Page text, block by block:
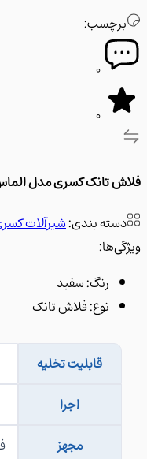
0
0
تانک کسری مدل الماس
بندی:شیرآلات کسری
رنگ: سفید
نوع: فلاش تانک
قابلیت تخلیه
مجهز